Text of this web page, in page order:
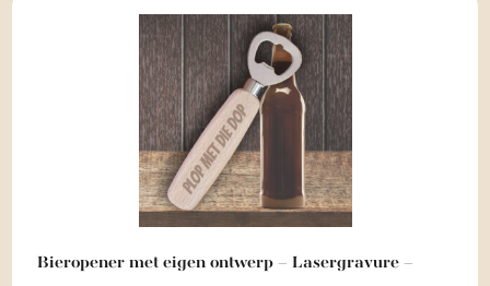
Bieropener met eigen ontwerp – Lasergravure –